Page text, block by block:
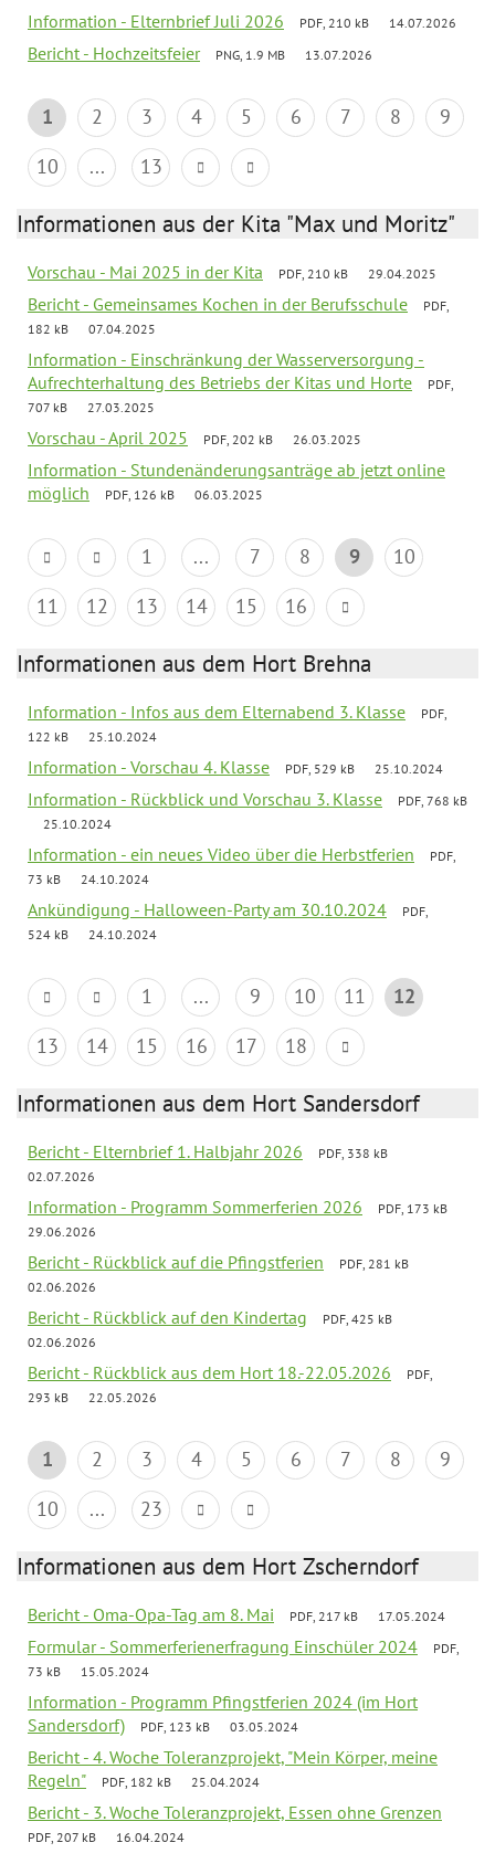
Information - Elternbrief Juli 2026 PDF, 210 kB 14.07.2026
Bericht - Hochzeitsfeier PNG, 1.9 MB 13.07.2026
1 2 3 4 5 6 7 8
9
10
... 13
Informationen aus der Kita "Max und Moritz"
Vorschau - Mai 2025 in der Kita PDF, 210 kB 29.04.2025
Bericht - Gemeinsames Kochen in der Berufsschule
PDF,
182 kB
07.04.2025
Information - Einschränkung der Wasserversorgung -
Aufrechterhaltung des Betriebs der Kitas und Horte
PDF,
707 kB
27.03.2025
Vorschau - April 2025 PDF, 202 kB 26.03.2025
Information - Stundenänderungsanträge ab jetzt online
möglich
PDF, 126 kB 06.03.2025
1 ... 7 8 9
10
11
12 13 14 15 16
Informationen aus dem Hort Brehna
Information - Infos aus dem Elternabend 3. Klasse
PDF,
122 kB
25.10.2024
Information - Vorschau 4. Klasse PDF, 529 kB 25.10.2024
Information - Rückblick und Vorschau 3. Klasse
PDF, 768 kB
25.10.2024
Information - ein neues Video über die Herbstferien
PDF,
73 kB
24.10.2024
Ankündigung - Halloween-Party am 30.10.2024
PDF,
524 kB
24.10.2024
1 ... 9 10 11
12
13
14 15 16 17 18
Informationen aus dem Hort Sandersdorf
Bericht - Elternbrief 1. Halbjahr 2026
PDF, 338 kB
02.07.2026
Information - Programm Sommerferien 2026
PDF, 173 kB
29.06.2026
Bericht - Rückblick auf die Pfingstferien
PDF, 281 kB
02.06.2026
Bericht - Rückblick auf den Kindertag
PDF, 425 kB
02.06.2026
Bericht - Rückblick aus dem Hort 18.-22.05.2026
PDF,
293 kB
22.05.2026
1 2 3 4 5 6 7 8
9
10
... 23
Informationen aus dem Hort Zscherndorf
Bericht - Oma-Opa-Tag am 8. Mai PDF, 217 kB 17.05.2024
Formular - Sommerferienerfragung Einschüler 2024
PDF,
73 kB
15.05.2024
Information - Programm Pfingstferien 2024 (im Hort
Sandersdorf)
PDF, 123 kB 03.05.2024
Bericht - 4. Woche Toleranzprojekt, "Mein Körper, meine
Regeln"
PDF, 182 kB 25.04.2024
Bericht - 3. Woche Toleranzprojekt, Essen ohne Grenzen
PDF, 207 kB 16.04.2024